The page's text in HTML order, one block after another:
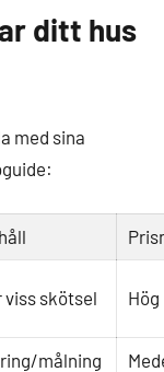
ditt hus
med sina
viss skötsel Hög
målning